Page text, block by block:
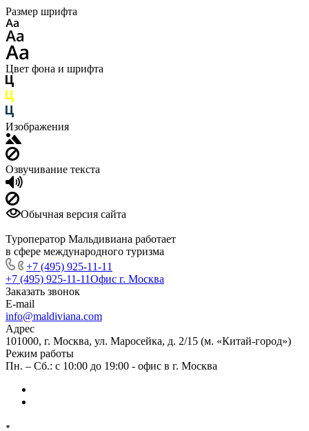
Размер шрифта
Цвет фона и шрифта
Изображения
Озвучивание текста
Обычная версия сайта
Туроператор Мальдивиана работает
в сфере международного туризма
+7 (495) 925-11-11
+7 (495) 925-11-11Офис г. Москва
Заказать звонок
E-mail
info@maldiviana.com
Адрес
101000, г. Москва, ул. Маросейка, д. 2/15 (м. «Китай-город»)
Режим работы
Пн. – Сб.: с 10:00 до 19:00 - офис в г. Москва